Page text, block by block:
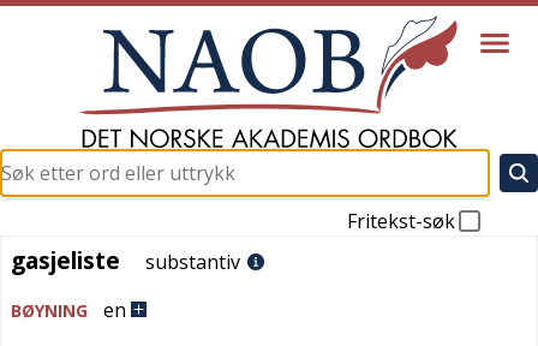
Fritekst-søk
gasjeliste
gasjeliste substantiv
BØYNING en